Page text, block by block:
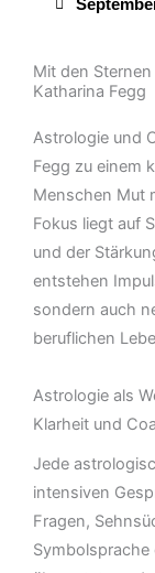
Mit den
Katharina Fegg
Astrologie und
Fegg zu einem
Menschen Mut
Fokus liegt auf
und der
entstehen
sondern auch
beruflichen
Astrologie als
Klarheit und
Jede
intensiven
Fragen,
Symbolsprache